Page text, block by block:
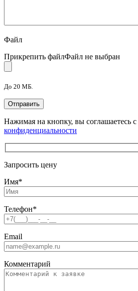
Файл
Прикрепить файлФайл не выбран
До 20 МБ.
Нажимая на кнопку, вы соглашаетесь с
конфиденциальности
Запросить цену
Имя*
Телефон*
Email
Комментарий